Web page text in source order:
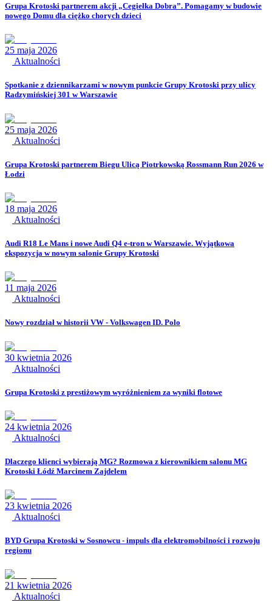
Grupa Krotoski partnerem akcji „Cegiełka Dobra”. Pomagamy w budowie
nowego Domu dla ciężko chorych dzieci
25 maja 2026
Aktualności
Spotkanie z dziennikarzami w nowym punkcie Grupy Krotoski przy ulicy
Radzymińskiej 301 w Warszawie
25 maja 2026
Aktualności
Grupa Krotoski partnerem Biegu Ulicą Piotrkowską Rossmann Run 2026 w
Łodzi
18 maja 2026
Aktualności
Audi R18 Le Mans i nowe Audi Q4 e-tron w Warszawie. Wyjątkowa
ekspozycja w nowym salonie Grupy Krotoski
11 maja 2026
Aktualności
Nowy rozdział w historii VW - Volkswagen ID. Polo
30 kwietnia 2026
Aktualności
Grupa Krotoski z prestiżowym wyróżnieniem za wyniki flotowe
24 kwietnia 2026
Aktualności
Dlaczego klienci wybierają MG? Rozmowa z kierownikiem salonu MG
Krotoski Łódź Marcinem Zajdelem
23 kwietnia 2026
Aktualności
BYD Grupa Krotoski w Sosnowcu - impuls dla elektromobilności i rozwoju
regionu
21 kwietnia 2026
Aktualności